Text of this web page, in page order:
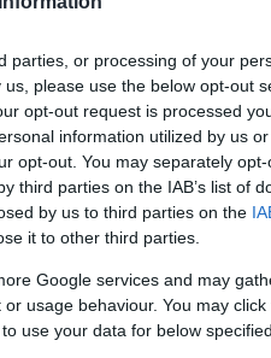
parties, or processing of your
please use the below opt-out
opt-out request is processed
information utilized by us
opt-out. You may separately
third parties on the IAB’s list of
by us to third parties on the
it to other third parties.
Google services and may
usage behaviour. You may
use your data for below
από αλκοόλ,
φροντίζοντας επί
διά του συνηγόρου του